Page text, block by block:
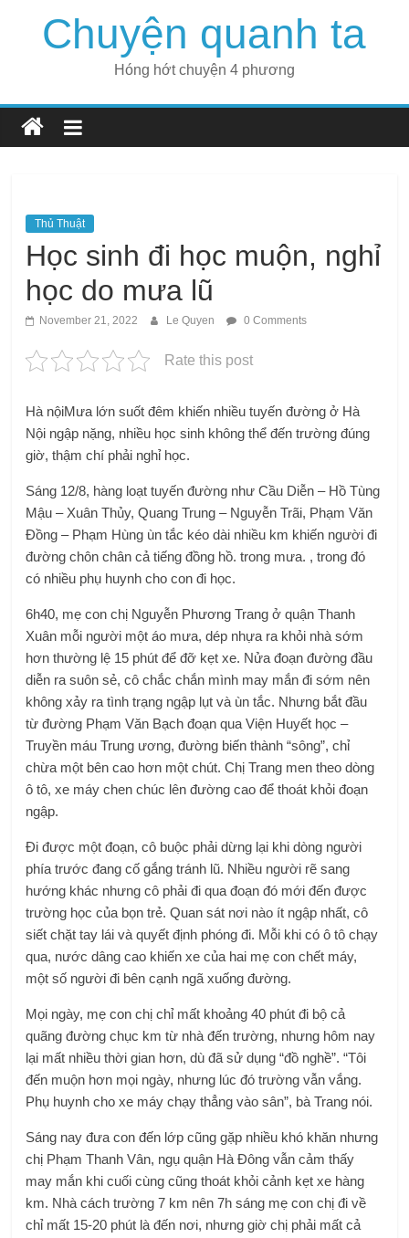
Chuyện quanh ta
Hóng hớt chuyện 4 phương
Thủ Thuật
Học sinh đi học muộn, nghỉ
học do mưa lũ
November 21, 2022 Le Quyen 0 Comments
Rate this post
Hà nộiMưa lớn suốt đêm khiến nhiều tuyến đường ở Hà
Nội ngập nặng, nhiều học sinh không thể đến trường đúng
giờ, thậm chí phải nghỉ học.
Sáng 12/8, hàng loạt tuyến đường như Cầu Diễn – Hồ Tùng
Mậu – Xuân Thủy, Quang Trung – Nguyễn Trãi, Phạm Văn
Đồng – Phạm Hùng ùn tắc kéo dài nhiều km khiến người đi
đường chôn chân cả tiếng đồng hồ. trong mưa. , trong đó
có nhiều phụ huynh cho con đi học.
6h40, mẹ con chị Nguyễn Phương Trang ở quận Thanh
Xuân mỗi người một áo mưa, dép nhựa ra khỏi nhà sớm
hơn thường lệ 15 phút để đỡ kẹt xe. Nửa đoạn đường đầu
diễn ra suôn sẻ, cô chắc chắn mình may mắn đi sớm nên
không xảy ra tình trạng ngập lụt và ùn tắc. Nhưng bắt đầu
từ đường Phạm Văn Bạch đoạn qua Viện Huyết học –
Truyền máu Trung ương, đường biến thành “sông”, chỉ
chừa một bên cao hơn một chút. Chị Trang men theo dòng
ô tô, xe máy chen chúc lên đường cao để thoát khỏi đoạn
ngập.
Đi được một đoạn, cô buộc phải dừng lại khi dòng người
phía trước đang cố gắng tránh lũ. Nhiều người rẽ sang
hướng khác nhưng cô phải đi qua đoạn đó mới đến được
trường học của bọn trẻ. Quan sát nơi nào ít ngập nhất, cô
siết chặt tay lái và quyết định phóng đi. Mỗi khi có ô tô chạy
qua, nước dâng cao khiến xe của hai mẹ con chết máy,
một số người đi bên cạnh ngã xuống đường.
Mọi ngày, mẹ con chị chỉ mất khoảng 40 phút đi bộ cả
quãng đường chục km từ nhà đến trường, nhưng hôm nay
lại mất nhiều thời gian hơn, dù đã sử dụng “đồ nghề”. “Tôi
đến muộn hơn mọi ngày, nhưng lúc đó trường vẫn vắng.
Phụ huynh cho xe máy chạy thẳng vào sân”, bà Trang nói.
Sáng nay đưa con đến lớp cũng gặp nhiều khó khăn nhưng
chị Phạm Thanh Vân, ngụ quận Hà Đông vẫn cảm thấy
may mắn khi cuối cùng cũng thoát khỏi cảnh kẹt xe hàng
km. Nhà cách trường 7 km nên 7h sáng mẹ con chị đi về
chỉ mất 15-20 phút là đến nơi, nhưng giờ chị phải mất cả